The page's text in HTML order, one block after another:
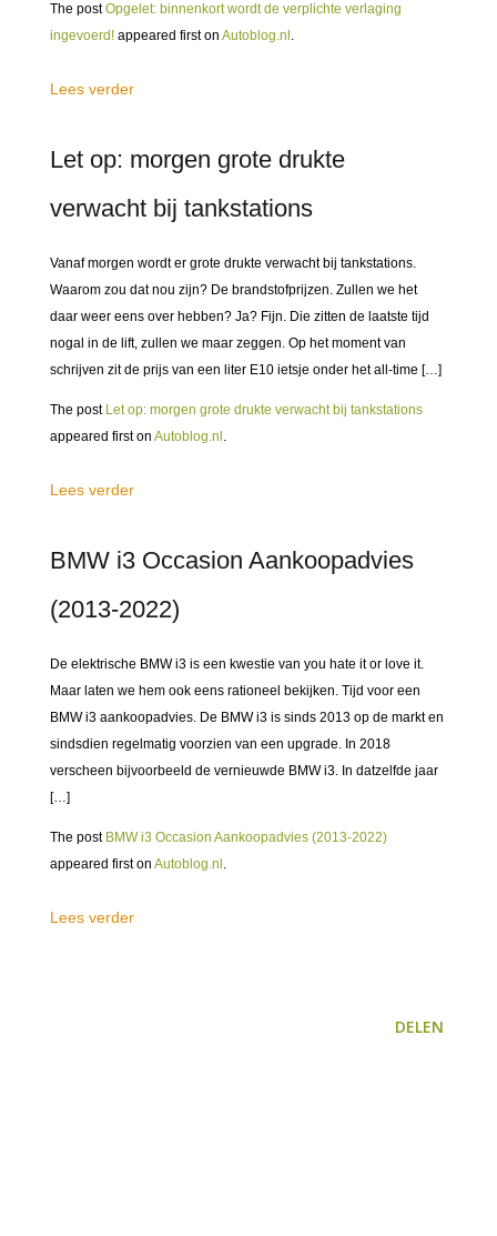
The postOpgelet: binnenkort wordt de verplichte verlaging
ingevoerd! appeared first on Autoblog.nl .
Lees verder
Let op: morgen grote drukte
verwacht bij tankstations
Vanaf morgen wordt er grote drukte verwacht bij tankstations.
Waarom zou dat nou zijn? De brandstofprijzen. Zullen we het
daar weer eens over hebben? Ja? Fijn. Die zitten de laatste tijd
nogal in de lift, zullen we maar zeggen. Op het moment van
schrijven zit de prijs van een liter E10 ietsje onder het all-time […]
The post Let op: morgen grote drukte verwacht bij tankstations
appeared first on Autoblog.nl .
Lees verder
BMW i3 Occasion Aankoopadvies
(2013-2022)
De elektrische BMW i3 is een kwestie van you hate it or love it.
Maar laten we hem ook eens rationeel bekijken. Tijd voor een
BMW i3 aankoopadvies. De BMW i3 is sinds 2013 op de markt en
sindsdien regelmatig voorzien van een upgrade. In 2018
verscheen bijvoorbeeld de vernieuwde BMW i3. In datzelfde jaar
[…]
The post BMW i3 Occasion Aankoopadvies (2013-2022)
appeared first on Autoblog.nl .
Lees verder
DELEN